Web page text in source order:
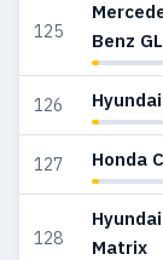
125
Benz
126
127 Honda
128
Hyundai
Matrix